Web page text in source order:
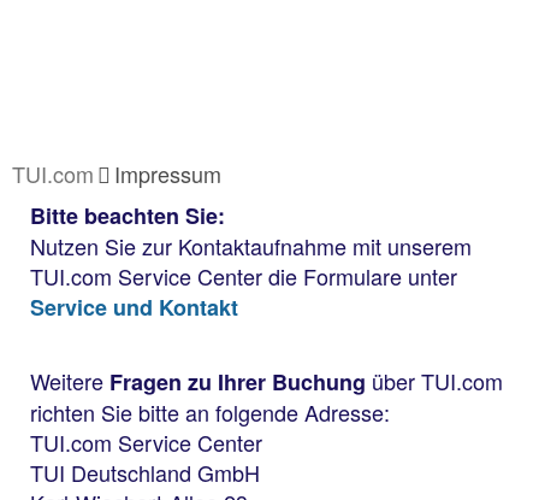
TUI.com
Impressum
Bitte beachten Sie:
Nutzen Sie zur Kontaktaufnahme mit unserem
TUI.com Service Center die Formulare unter
Service und Kontakt
Weitere Fragen zu Ihrer Buchung über TUI.com
richten Sie bitte an folgende Adresse:
TUI.com Service Center
TUI Deutschland GmbH